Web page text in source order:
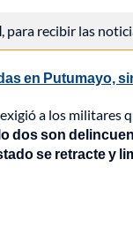
, para recibir las
en Putumayo,
a los militares
dos son
se retracte y